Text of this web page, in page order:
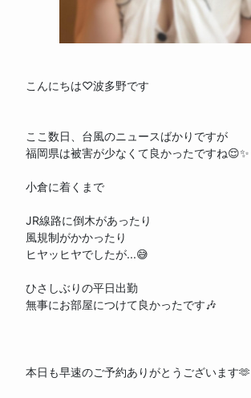
こんにちは♡波多野です
ここ数日、台風のニュースばかりですが
福岡県は被害が少なくて良かったですね😌✨
小倉に着くまで
JR線路に倒木があったり
風規制がかかったり
ヒヤッヒヤでしたが...😅
ひさしぶりの平日出勤
無事にお部屋につけて良かったです🎶
本日も早速のご予約ありがとうございます🫶